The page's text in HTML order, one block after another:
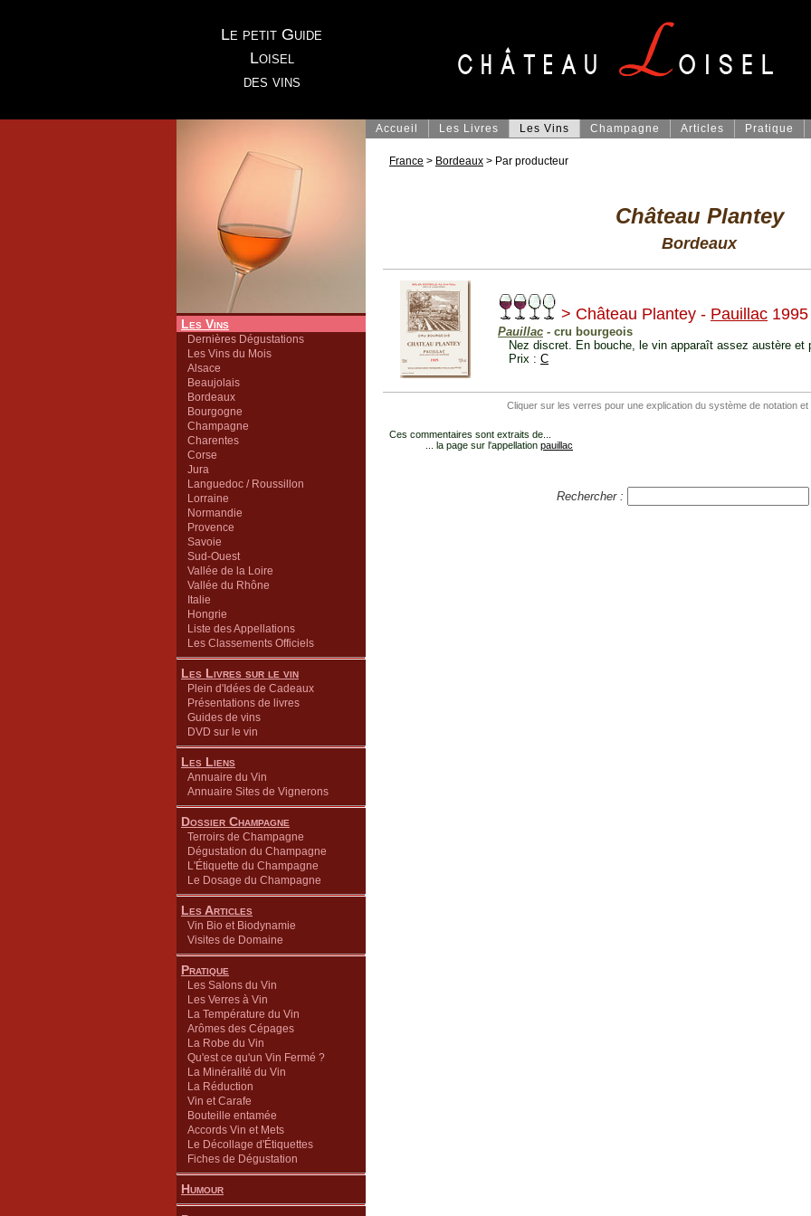
Le petit Guide
Loisel
des vins
Les Vins
Dernières Dégustations
Les Vins du Mois
Alsace
Beaujolais
Bordeaux
Bourgogne
Champagne
Charentes
Corse
Jura
Languedoc / Roussillon
Lorraine
Normandie
Provence
Savoie
Sud-Ouest
Vallée de la Loire
Vallée du Rhône
Italie
Hongrie
Liste des Appellations
Les Classements Officiels
Les Livres sur le vin
Plein d'Idées de Cadeaux
Présentations de livres
Guides de vins
DVD sur le vin
Les Liens
Annuaire du Vin
Annuaire Sites de Vignerons
Dossier Champagne
Terroirs de Champagne
Dégustation du Champagne
L'Étiquette du Champagne
Le Dosage du Champagne
Les Articles
Vin Bio et Biodynamie
Visites de Domaine
Pratique
Les Salons du Vin
Les Verres à Vin
La Température du Vin
Arômes des Cépages
La Robe du Vin
Qu'est ce qu'un Vin Fermé ?
La Minéralité du Vin
La Réduction
Vin et Carafe
Bouteille entamée
Accords Vin et Mets
Le Décollage d'Étiquettes
Fiches de Dégustation
Humour
Accueil Les Livres Les Vins Champagne Articles Pratique
France > Bordeaux > Par producteur
Château Plantey
Bordeaux
> Château Plantey - Pauillac 1995
Pauillac - cru bourgeois
Nez discret. En bouche, le vin apparaît assez austère et
Prix : C
Cliquer sur les verres pour une explication du système de notation et
Ces commentaires sont extraits de...
... la page sur l'appellation pauillac
Rechercher :